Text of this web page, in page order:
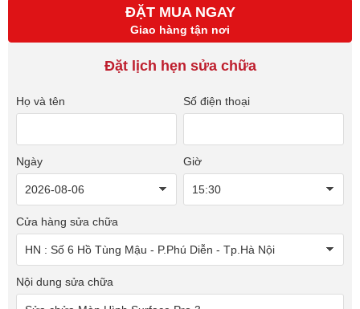
ĐẶT MUA NGAY
Giao hàng tận nơi
Đặt lịch hẹn sửa chữa
Họ và tên Số điện thoại
Ngày Giờ
Cửa hàng sửa chữa
Nội dung sửa chữa